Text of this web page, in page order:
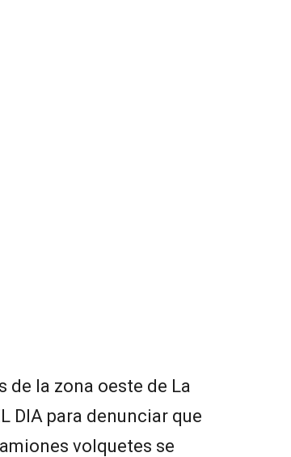
de la zona oeste de La
DIA para denunciar que
volquetes se